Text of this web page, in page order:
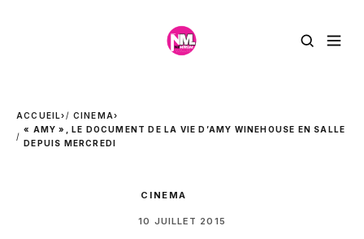
ACCUEIL› CINEMA›
« AMY », LE DOCUMENT DE LA VIE D’AMY WINEHOUSE EN SALLE
DEPUIS MERCREDI
CINEMA
10 JUILLET 2015